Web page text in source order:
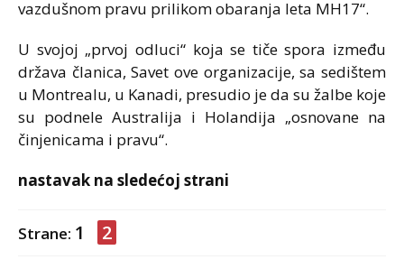
vazdušnom pravu prilikom obaranja leta MH17“.
U svojoj „prvoj odluci“ koja se tiče spora između
država članica, Savet ove organizacije, sa sedištem
u Montrealu, u Kanadi, presudio je da su žalbe koje
su podnele Australija i Holandija „osnovane na
činjenicama i pravu“.
nastavak na sledećoj strani
Strane: 1 2